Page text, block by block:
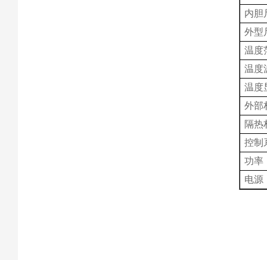
内胆
外型
温度
温度
温度
外部
隔热
控制
功率
电源